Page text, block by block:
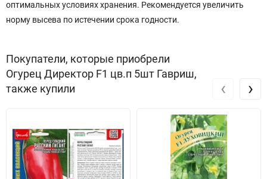
оптимальных условиях хранения. Рекомендуется увеличить
норму высева по истечении срока годности.
Покупатели, которые приобрели
Огурец Директор F1 цв.п 5шт Гавриш,
также купили
‹ ›